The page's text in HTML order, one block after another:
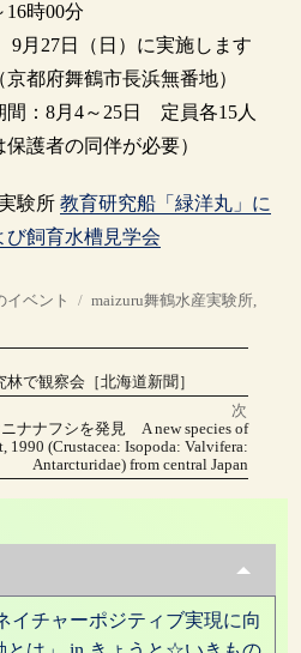
時00分
日（日）に実施します
京都府舞鶴市長浜無番地）
間：8月4～25日 定員各15人
護者の同伴が必要）
実験所教育研究船「緑洋丸」に
び飼育水槽見学会
イベント
タ
maizuru舞鶴水産実験所,
で観察会［北海道新聞］
次
ナナフシを発見 A new species of
1990 (Crustacea: Isopoda: Valvifera:
Antarcturidae) from central Japan
イチャーポジティブ実現に向